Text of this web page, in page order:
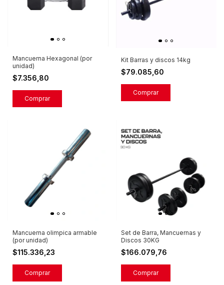
Mancuerna Hexagonal (por
unidad)
$7.356,80
Comprar
Kit Barras y discos 14kg
$79.085,60
Mancuerna olimpica armable
(por unidad)
$115.336,23
Set de Barra, Mancuernas y
Discos 30KG
$166.079,76